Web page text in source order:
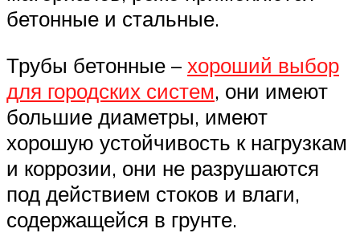
бетонные и стальные.
Трубы бетонные – хороший выбор
для городских систем, они имеют
большие диаметры, имеют
хорошую устойчивость к нагрузкам
и коррозии, они не разрушаются
под действием стоков и влаги,
содержащейся в грунте.